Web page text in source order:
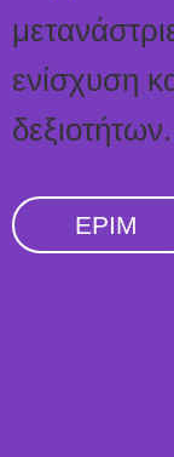
ενίσχυση
δεξιοτήτων.
EPIM